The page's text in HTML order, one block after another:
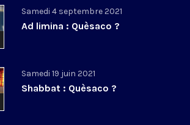
Samedi 4 septembre 2021
Ad limina : Quèsaco ?
Samedi 19 juin 2021
Shabbat : Quèsaco ?